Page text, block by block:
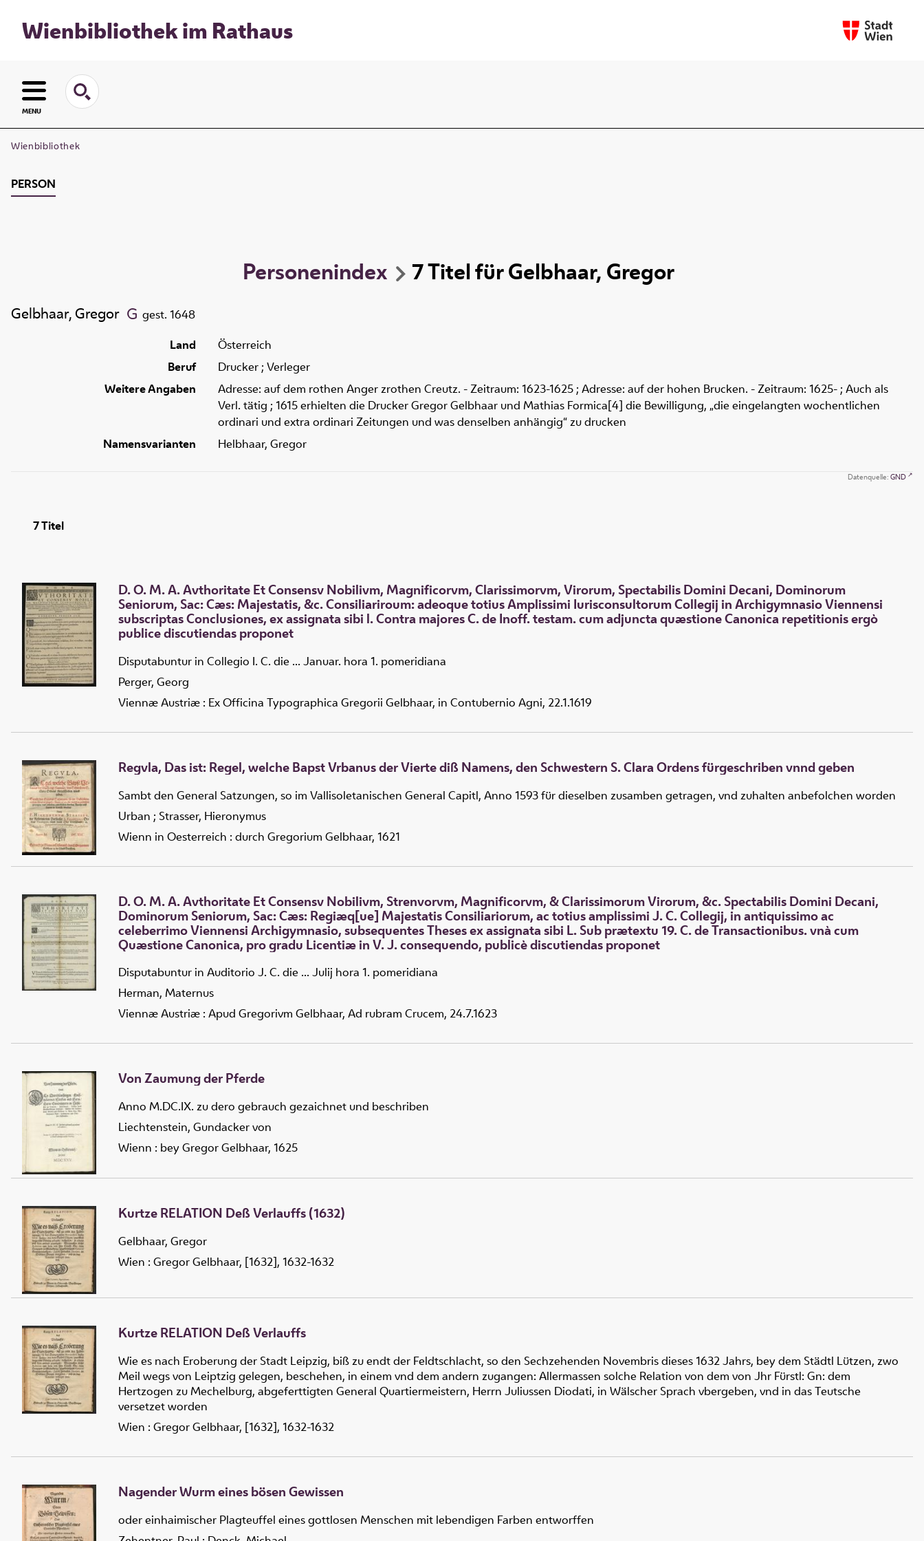
Wienbibliothek im Rathaus
MENU
Wienbibliothek
PERSON
Personenindex 7TitelfürGelbhaar, Gregor
Gelbhaar, Gregor
gest. 1648
Land
Österreich
Beruf
Drucker ; Verleger
Weitere Angaben
Adresse: auf dem rothen Anger zrothen Creutz. - Zeitraum: 1623-1625 ; Adresse: auf der hohen Brucken. - Zeitraum: 1625- ; Auch als
Verl. tätig ; 1615 erhielten die Drucker Gregor Gelbhaar und Mathias Formica[4] die Bewilligung, „die eingelangten wochentlichen
ordinari und extra ordinari Zeitungen und was denselben anhängig“ zu drucken
Namensvarianten
Helbhaar, Gregor
Datenquelle: GND
7Titel
D. O. M. A. Avthoritate Et Consensv Nobilivm, Magnificorvm, Clarissimorvm, Virorum, Spectabilis Domini Decani, Dominorum
Seniorum, Sac: Cæs: Majestatis, &c. Consiliariroum: adeoque totius Amplissimi Iurisconsultorum Collegij in Archigymnasio Viennensi
subscriptas Conclusiones, ex assignata sibi l. Contra majores C. de Inoff. testam. cum adjuncta quæstione Canonica repetitionis ergò
publice discutiendas proponet
Disputabuntur in Collegio I. C. die ... Januar. hora 1. pomeridiana
Perger, Georg
Viennæ Austriæ : Ex Officina Typographica Gregorii Gelbhaar, in Contubernio Agni, 22.1.1619
Regvla, Das ist: Regel, welche Bapst Vrbanus der Vierte diß Namens, den Schwestern S. Clara Ordens fürgeschriben vnnd geben
Sambt den General Satzungen, so im Vallisoletanischen General Capitl, Anno 1593 für dieselben zusamben getragen, vnd zuhalten anbefolchen worden
Urban ; Strasser, Hieronymus
Wienn in Oesterreich : durch Gregorium Gelbhaar, 1621
D. O. M. A. Avthoritate Et Consensv Nobilivm, Strenvorvm, Magnificorvm, & Clarissimorum Virorum, &c. Spectabilis Domini Decani,
Dominorum Seniorum, Sac: Cæs: Regiæq[ue] Majestatis Consiliariorum, ac totius amplissimi J. C. Collegij, in antiquissimo ac
celeberrimo Viennensi Archigymnasio, subsequentes Theses ex assignata sibi L. Sub prætextu 19. C. de Transactionibus. vnà cum
Quæstione Canonica, pro gradu Licentiæ in V. J. consequendo, publicè discutiendas proponet
Disputabuntur in Auditorio J. C. die ... Julij hora 1. pomeridiana
Herman, Maternus
Viennæ Austriæ : Apud Gregorivm Gelbhaar, Ad rubram Crucem, 24.7.1623
Von Zaumung der Pferde
Anno M.DC.IX. zu dero gebrauch gezaichnet und beschriben
Liechtenstein, Gundacker von
Wienn : bey Gregor Gelbhaar, 1625
Kurtze RELATION Deß Verlauffs (1632)
Gelbhaar, Gregor
Wien : Gregor Gelbhaar, [1632], 1632-1632
Kurtze RELATION Deß Verlauffs
Wie es nach Eroberung der Stadt Leipzig, biß zu endt der Feldtschlacht, so den Sechzehenden Novembris dieses 1632 Jahrs, bey dem Städtl Lützen, zwo
Meil wegs von Leiptzig gelegen, beschehen, in einem vnd dem andern zugangen: Allermassen solche Relation von dem von Jhr Fürstl: Gn: dem
Hertzogen zu Mechelburg, abgeferttigten General Quartiermeistern, Herrn Juliussen Diodati, in Wälscher Sprach vbergeben, vnd in das Teutsche
versetzet worden
Wien : Gregor Gelbhaar, [1632], 1632-1632
Nagender Wurm eines bösen Gewissen
oder einhaimischer Plagteuffel eines gottlosen Menschen mit lebendigen Farben entworffen